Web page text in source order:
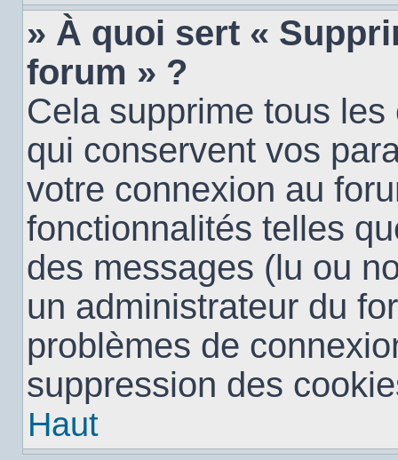
» À quoi sert «
forum » ?
Cela supprime tous
qui conservent vos
votre connexion au
fonctionnalités telles
des messages (lu ou
un administrateur du
problèmes de
suppression des
Haut